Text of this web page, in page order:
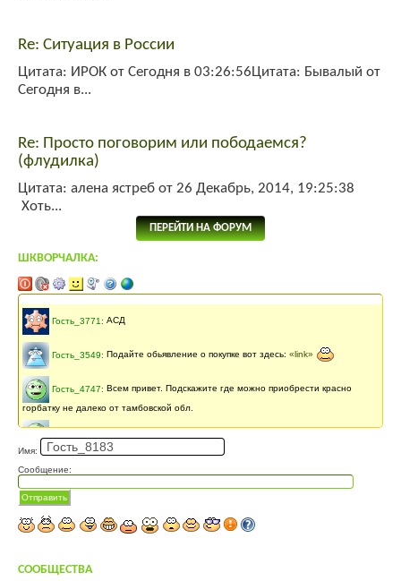
Re: Ситуация в России
Цитата: ИРОК от Сегодня в 03:26:56Цитата: Бывалый от
Сегодня в...
Re: Просто поговорим или пободаемся?
(флудилка)
Цитата: алена ястреб от 26 Декабрь, 2014, 19:25:38
Хоть...
ПЕРЕЙТИ НА ФОРУМ
ШКВОРЧАЛКА:
Гость_3771 : АСД
Гость_3549: Подайте обьявление о покупке вот здесь: «link»
Гость_4747: Всем привет. Подскажите где можно приобрести красно
горбатку не далеко от тамбовской обл.
далеко от тамбовской обл.
Гость_1869:прив
беладонна
Имя:
Сообщение:
Отправить
СООБЩЕСТВА